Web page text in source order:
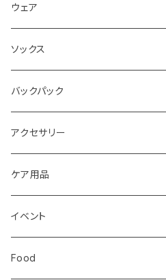
ロード
メンズ
レディス
トレイル
メンズ
レディス
キッズ
ジム トレーニング
ウェア
Teton Bros.
Static
Milestone
Altra
ibex
ULTIMATE DIRECTION
ソックス
Milestone
Drymax
Hiker Trash
OS1st
extremities
バックパック
Ultimate Direction
Teton Bros.
RawLow Mountain Works
Okara
アクセサリー
Halo Commodity
Extremities
Km4k
ケア用品
ROD
Correct Toes
イベント
Zero Limits in Niseko
Food